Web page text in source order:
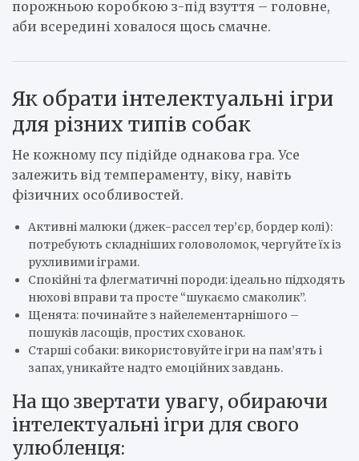
порожньою коробкою з-під взуття – головне,
аби всередині ховалося щось смачне.
Як обрати інтелектуальні ігри
для різних типів собак
Не кожному псу підійде однакова гра. Усе
залежить від темпераменту, віку, навіть
фізичних особливостей.
Активні малюки (джек-рассел тер’єр, бордер колі):
потребують складніших головоломок, чергуйте їх із
рухливими іграми.
Спокійні та флегматичні породи: ідеально підходять
нюхові вправи та просте “шукаємо смаколик”.
Щенята: починайте з найелементарнішого –
пошуків ласощів, простих схованок.
Старші собаки: використовуйте ігри на пам’ять і
запах, уникайте надто емоційних завдань.
На що звертати увагу, обираючи
інтелектуальні ігри для свого
улюбленця: